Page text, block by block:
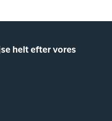
helt efter vores